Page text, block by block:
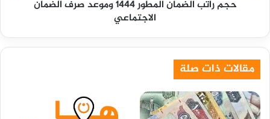
حجم راتب الضمان المطور 1444 وموعد صرف الضمان
الاجتماعي
مقالات ذات صلة